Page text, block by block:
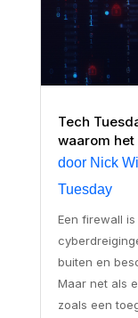
Tech
waarom het
door Nick
Tuesday
Een firewall
buiten en
Maar net als
zoals een